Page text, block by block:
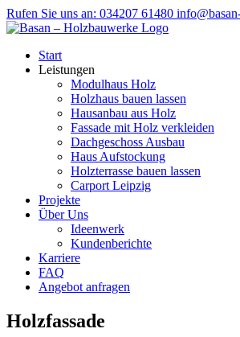
Zum
Inhalt
Rufen Sie uns an: 034207 61480
Start
Leistungen
Modulhaus Holz
Holzhaus bauen lassen
Hausanbau aus Holz
Fassade mit Holz verkleiden
Dachgeschoss Ausbau
Haus Aufstockung
Holzterrasse bauen lassen
Carport Leipzig
Projekte
Über Uns
Ideenwerk
Kundenberichte
Karriere
FAQ
Angebot anfragen
Holzfassade